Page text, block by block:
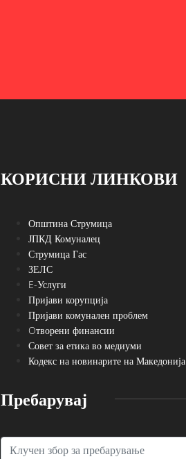
КОРИСНИ ЛИНКОВИ
Општина Струмица
ЈПКД Комуналец
Струмица Гас
ЗЕЛС
E-Услуги
Пријави корупција
Пријави комунален проблем
Oтворени финансии
Совет за етика во медиуми
Кодекс на новинарите на Македонија
Пребарувај